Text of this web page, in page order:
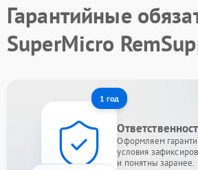
Гарантийные
SuperMicro
1 год
Оформляем
условия
и понятны заранее.